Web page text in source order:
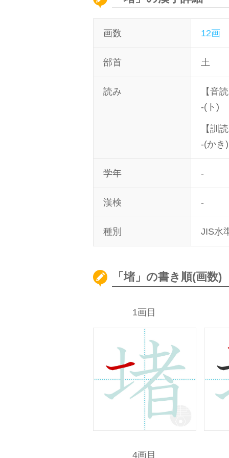
画数 12画
部首 土
読み
【音
-(ト)
【訓
-(かき)
学年 -
漢検 -
種別 JIS水
「堵」の書き順(画数)
1画目
4画目